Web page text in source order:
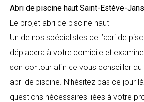
Abri de piscine haut Saint-Estève-
Le projet abri de piscine haut
Un de nos spécialistes de l’abri de
déplacera à votre domicile et
son contour afin de vous conseiller au
abri de piscine. N’hésitez pas ce jour
questions nécessaires liées à votre